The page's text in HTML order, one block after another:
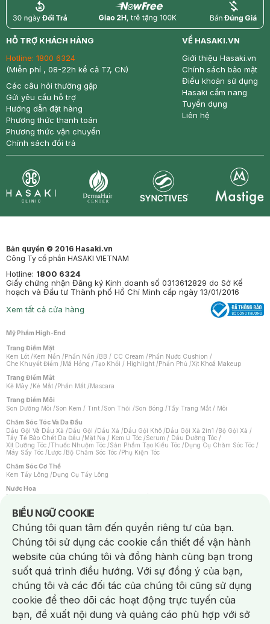
return nowfree price
HỖ TRỢ KHÁCH HÀNG
Hotline: 1800 6324
(Miễn phí , 08-22h kể cả T7, CN)
Các câu hỏi thường gặp
Gửi yêu cầu hỗ trợ
Hướng dẫn đặt hàng
Phương thức thanh toán
Phương thức vận chuyển
Chính sách đổi trả
VỀ HASAKI.VN
Giới thiệu Hasaki.vn
Chính sách bảo mật
Điều khoản sử dụng
Hasaki cẩm nang
Tuyển dụng
Liên hệ
Bản quyền © 2016 Hasaki.vn
Công Ty cổ phần HASAKI VIETNAM
Hotline: 1800 6324
Giấy chứng nhận Đăng ký Kinh doanh số 0313612829 do Sở Kế
hoạch và Đầu tư Thành phố Hồ Chí Minh cấp ngày 13/01/2016
Xem tất cả cửa hàng
Mỹ Phẩm High-End
Trang Điểm Mặt
Kem Lót /Kem Nền /Phấn Nền /BB / CC Cream /Phấn Nước Cushion /
Che Khuyết Điểm /Má Hồng /Tạo Khối / Highlight /Phấn Phủ /Xịt Khoá Makeup
Trang Điểm Mắt
Kẻ Mày /Kẻ Mắt /Phấn Mắt /Mascara
Trang Điểm Môi
Son Dưỡng Môi /Son Kem / Tint /Son Thỏi /Son Bóng /Tẩy Trang Mắt / Môi
Chăm Sóc Tóc Và Da Đầu
Dầu Gội Và Dầu Xả /Dầu Gội /Dầu Xả /Dầu Gội Khô /Dầu Gội Xả 2in1 /Bộ Gội Xả /
Tẩy Tế Bào Chết Da Đầu /Mặt Nạ / Kem Ủ Tóc /Serum / Dầu Dưỡng Tóc /
Xịt Dưỡng Tóc /Thuốc Nhuộm Tóc /Sản Phẩm Tạo Kiểu Tóc /Dụng Cụ Chăm Sóc Tóc /
Máy Sấy Tóc /Lược /Bộ Chăm Sóc Tóc /Phụ Kiện Tóc
Chăm Sóc Cơ Thể
Kem Tẩy Lông /Dụng Cụ Tẩy Lông
Nước Hoa
Nước Hoa Nữ
Chăm Sóc Cá Nhân
Chống Muỗi /Khẩu Trang /Máy Massage/Mặt Nạ Xông Hơi /Nước Rửa Tay/
Sản Phẩm Chăm Sóc Khác /Bàn Chải Đánh Răng /Bàn Chải Điện/
Hỗ Trợ Trắng Răng/Kem Đánh Răng /Máy Tăm Nước/ Nước Súc Miệng/
Tăm / Chỉ Nha Khoa/ Xịt Thơm Miệng / Dung Dịch Vệ Sinh/Dưỡng Vùng Kín/
Khăn Ướt Vệ Sinh Vùng Kín/Băng Vệ Sinh/Tampon/Bọt Cạo Râu /Dao Cạo Râu/
Máy Cạo Râu
Vấn Đề Về Da
Da Dầu / Lỗ Chân Lông To/ Da Khô / Mất Nước/ Da Lão Hóa/ Da Mụn/
Da Nhạy Cảm / Kích Ứng
Da Xỉn Màu Thâm / Nám / Tàn Nhang
Quầng Thâm & Bọng Mắt /Sẹo /Viêm Da Cơ Địa
Dụng Cụ / Phụ Kiện Chăm Sóc Da
Bông Tẩy Trang
Khăn Lau Mặt Khô Dụng Cụ / Máy Rửa Mặt Máy Chăm Sóc Da
BIỂU NGỮ COOKIE
Notice about cookies usage
Chúng tôi quan tâm đến quyền riêng tư của bạn.
Chúng tôi sử dụng các cookie cần thiết để vận hành
website của chúng tôi và đồng hành cùng bạn trong
suốt quá trình điều hướng. Với sự đồng ý của bạn,
chúng tôi và các đối tác của chúng tôi cũng sử dụng
cookie để theo dõi các hoạt động trực tuyến của
bạn, đề xuất nội dung và quảng cáo phù hợp với sở